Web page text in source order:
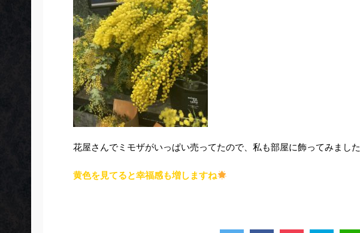
花屋さんでミモザがいっぱい売ってたので、私も部屋に飾ってみました
黄色を見てると幸福感も増しますね